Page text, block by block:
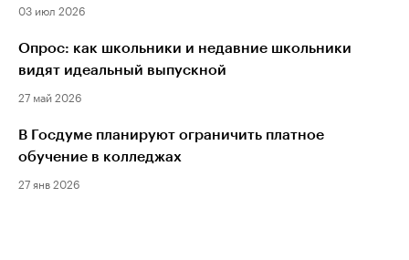
03 июл 2026
Опрос: как школьники и недавние школьники
видят идеальный выпускной
27 май 2026
В Госдуме планируют ограничить платное
обучение в колледжах
27 янв 2026